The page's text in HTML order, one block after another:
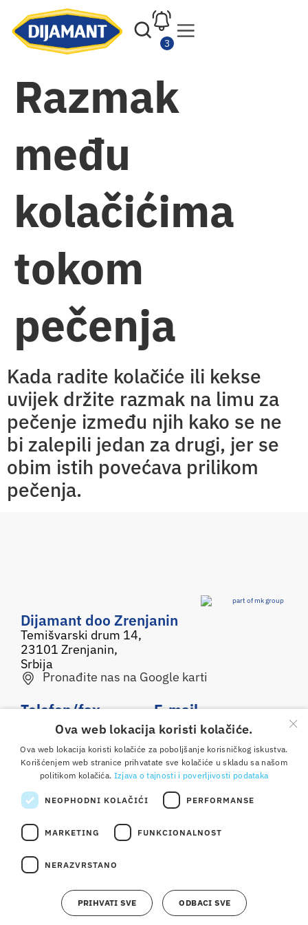
Razmak
među
kolačićima
tokom
pečenja
Kada radite kolačiće ili kekse
uvijek držite razmak na limu za
pečenje između njih kako se ne
bi zalepili jedan za drugi, jer se
obim istih povećava prilikom
pečenja.
Dijamant doo Zrenjanin
Temišvarski drum 14,
23101 Zrenjanin,
Srbija
Pronađite nas na Google karti
Telefon/fax
0800 050 500
+381 23 551 001
E-mail
office@dijamant.rs
Pratite nas
Copyright © 2025 Dijamant doo Zrenjanin. Sva prava
pridržana. Izrada:
Osnovni podaci
Opšte odredbe i uslovi korišćenja
Izjava o tajnosti i poverljivosti podataka
Kontakt
Etički kodeks
×
Ova web lokacija koristi kolačiće.
Ova web lokacija koristi kolačiće za poboljšanje korisničkog iskustva.
Korišćenjem web stranice prihvatate sve kolačiće u skladu sa našom
politikom kolačića. Izjava o tajnosti i poverljivosti podataka
NEOPHODNI KOLAČIĆI PERFORMANSE
MARKETING FUNKCIONALNOST
NERAZVRSTANO
PRIHVATI SVE ODBACI SVE